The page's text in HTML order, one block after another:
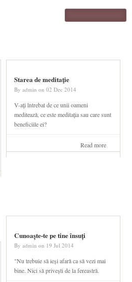
Search form
Starea de meditaţie
By admin on 02 Dec 2014
V-aţi întrebat de ce unii oameni
meditează, ce este meditaţia sau care sunt
beneficiile ei?
Read moreabout
Starea
Cunoaște-te pe tine însuți
By admin on 19 Jul 2014
"Nu trebuie să ieși afară ca să vezi mai
bine. Nici să privești de la fereastră.